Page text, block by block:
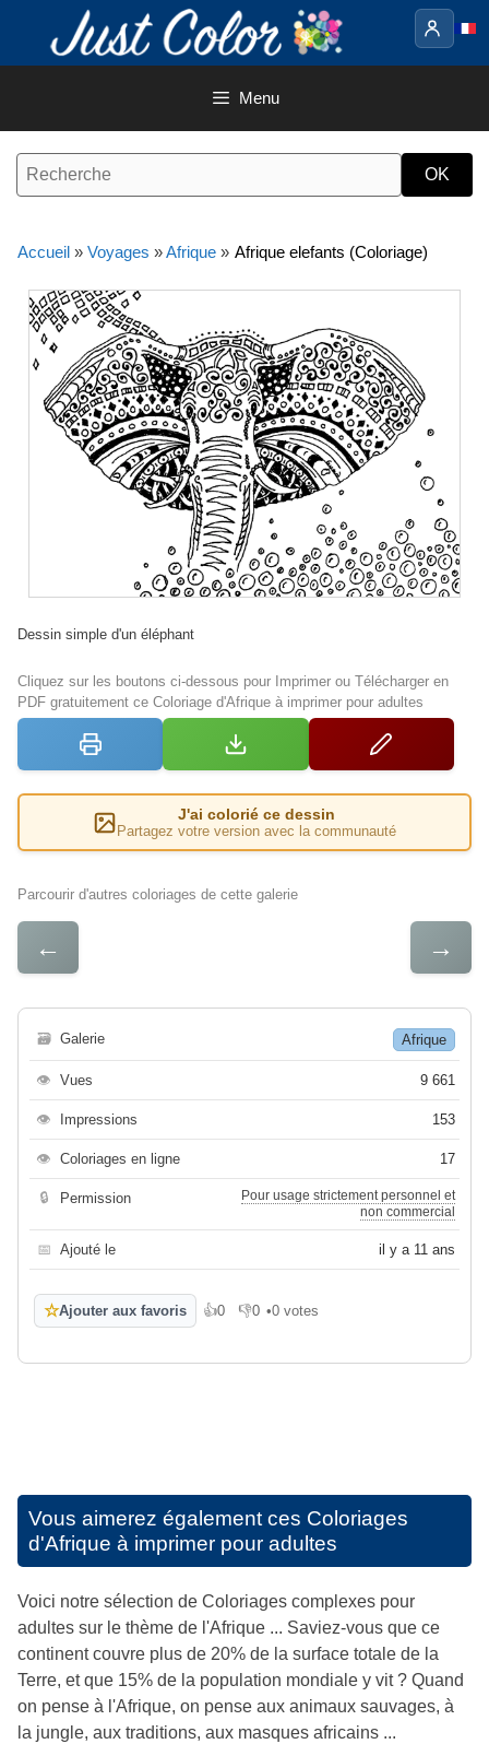
contenu
Menu
Accueil » Voyages »Afrique » Afrique elefants (Coloriage)
Dessin simple d'un éléphant
Cliquez sur les boutons ci-dessous pour Imprimer ou Télécharger en
PDF gratuitement ce Coloriage d'Afrique à imprimer pour adultes
J'ai colorié ce dessin
Partagez votre version avec la communauté
Parcourir d'autres coloriages de cette galerie
← →
🗃 Galerie Afrique
👁 Vues 9 661
👁 Impressions 153
👁 Coloriages en ligne 17
🔒 Permission
Pour usage strictement personnel et
non commercial
📅 Ajouté le il y a 11 ans
☆Ajouter aux favoris 👍0
J'aime 👎0
Je n'aime pas
•0 votes
Vous aimerez également ces Coloriages
d'Afrique à imprimer pour adultes
Voici notre sélection de Coloriages complexes pour
adultes sur le thème de l'Afrique ... Saviez-vous que ce
continent couvre plus de 20% de la surface totale de la
Terre, et que 15% de la population mondiale y vit ? Quand
on pense à l'Afrique, on pense aux animaux sauvages, à
la jungle, aux traditions, aux masques africains ...